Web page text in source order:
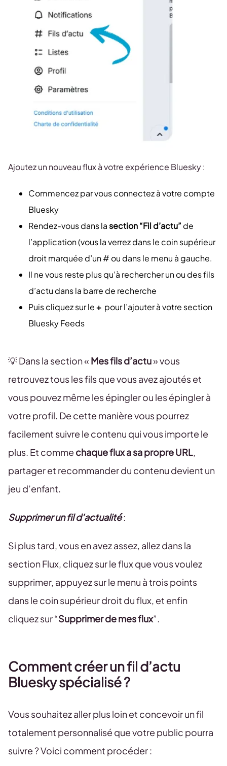
Ajoutez un nouveau flux à votre expérience Bluesky :
Commencez par vous connectez à votre compte
Bluesky
Rendez-vous dans lasection “Fil d’actu” de
l’application (vous la verrez dans le coin supérieur
droit marquée d’un # ou dans le menu à gauche.
Il ne vous reste plus qu’à rechercher un ou des fils
d’actu dans la barre de recherche
Puis cliquez sur le+ pour l’ajouter à votre section
Bluesky Feeds
💡 Dans la section « Mes fils d’actu» vous
retrouvez tous les fils que vous avez ajoutés et
vous pouvez même les épingler ou les épingler à
votre profil. De cette manière vous pourrez
facilement suivre le contenu qui vous importe le
plus. Et comme chaque flux a sa propre URL,
partager et recommander du contenu devient un
jeu d’enfant.
Supprimer un fil d’actualité:
Si plus tard, vous en avez assez, allez dans la
section Flux, cliquez sur le flux que vous voulez
supprimer, appuyez sur le menu à trois points
dans le coin supérieur droit du flux, et enfin
cliquez sur “Supprimer de mes flux”.
Comment créer un fil d’actu
Bluesky spécialisé ?
Vous souhaitez aller plus loin et concevoir un fil
totalement personnalisé que votre public pourra
suivre ? Voici comment procéder :